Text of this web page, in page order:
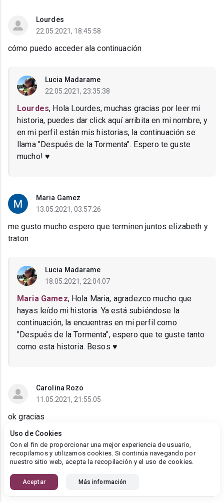
Lourdes
22.05.2021, 18:45:58
cómo puedo acceder ala continuación
Lucia Madarame
22.05.2021, 23:35:38
Lourdes, Hola Lourdes, muchas gracias por leer mi
historia, puedes dar click aquí arribita en mi nombre, y
en mi perfil están mis historias, la continuación se
llama "Después de la Tormenta". Espero te guste
mucho! ♥
Maria Gamez
13.05.2021, 03:57:26
me gusto mucho espero que terminen juntos elizabeth y
traton
Lucia Madarame
18.05.2021, 22:04:07
Maria Gamez, Hola Maria, agradezco mucho que
hayas leído mi historia. Ya está subiéndose la
continuación, la encuentras en mi perfil como
"Después de la Tormenta", espero que te guste tanto
como esta historia. Besos ♥
Carolina Rozo
11.05.2021, 21:55:05
ok gracias
Lucia Madarame
18.05.2021, 22:02:58
Carolina Rozo
Uso de Cookies
Con el fin de proporcionar una mejor experiencia de usuario,
recopilamos y utilizamos cookies. Si continúa navegando por
nuestro sitio web, acepta la recopilación y el uso de cookies.
Aceptar Más información